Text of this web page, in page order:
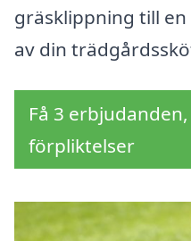
gräsklippning till
av din
Få 3
förpliktelser